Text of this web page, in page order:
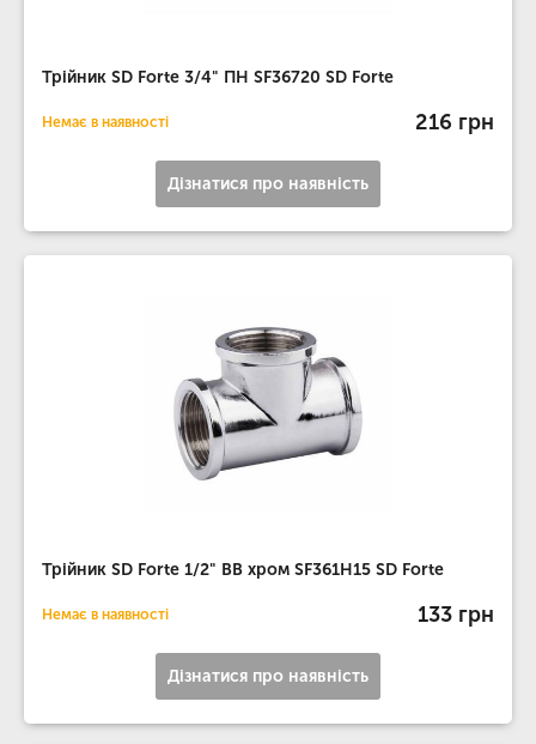
Трійник SD Forte 3/4" ПН SF36720 SD Forte
Немає в наявності 216 грн
Дізнатися про наявність
Трійник SD Forte 1/2" ВВ хром SF361H15 SD Forte
Немає в наявності 133 грн
Дізнатися про наявність